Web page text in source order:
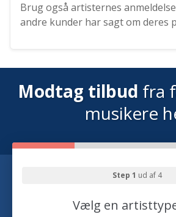
Brug også artisternes
andre kunder har sagt om
Modtag tilbud fra
musikere
Step 1 ud af 4
Vælg en